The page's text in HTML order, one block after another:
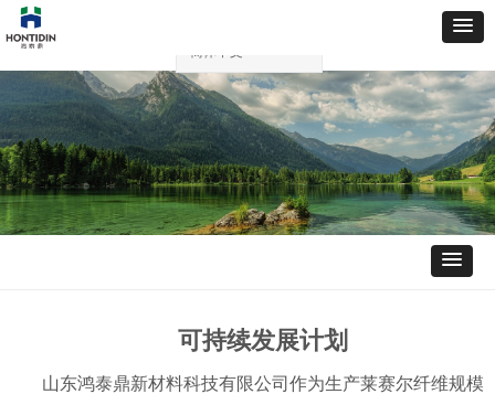
简体中文
可持续发展计划
山东鸿泰鼎新材料科技有限公司作为生产莱赛尔纤维规模